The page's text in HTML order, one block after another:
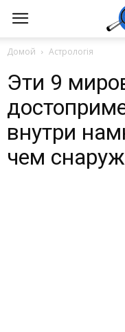
Домой Астрологія
Эти 9
внутри
чем